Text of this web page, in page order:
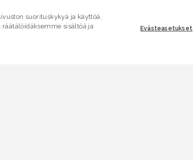
suorituskykyä ja käyttöä,
sisältöä ja
Evästeasetukset